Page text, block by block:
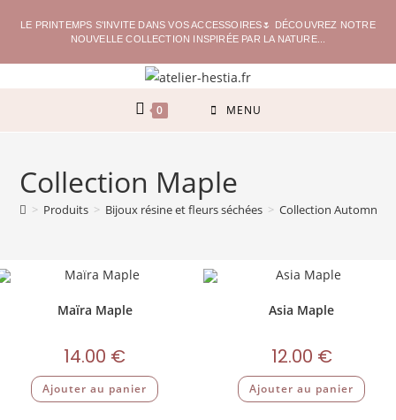
LE PRINTEMPS S'INVITE DANS VOS ACCESSOIRES🌷 DÉCOUVREZ NOTRE
NOUVELLE COLLECTION INSPIRÉE PAR LA NATURE...
0 MENU
Collection Maple
> Produits > Bijoux résine et fleurs séchées > Collection Automne/
Maïra Maple
14.00 €
Ajouter au panier
Asia Maple
12.00 €
Ajouter au panier